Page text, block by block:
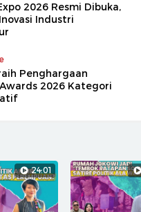
2026 Resmi Dibuka,
Industri
Penghargaan
2026 Kategori
24:01